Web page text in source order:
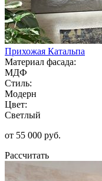
Прихожая Катальпа
Материал фасада:
МДФ
Стиль:
Модерн
Цвет:
Светлый
от 55 000 руб.
Рассчитать